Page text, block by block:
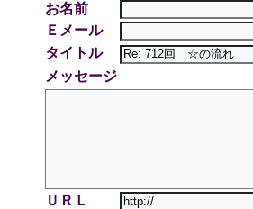
お名前
Ｅメール
タイトル
メッセージ
ＵＲＬ